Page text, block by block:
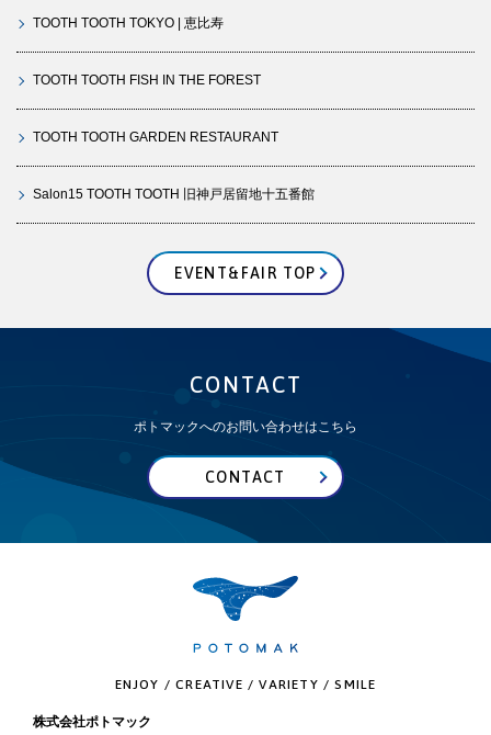
TOOTH TOOTH TOKYO | 恵比寿
TOOTH TOOTH FISH IN THE FOREST
TOOTH TOOTH GARDEN RESTAURANT
Salon15 TOOTH TOOTH 旧神戸居留地十五番館
EVENT&FAIR TOP
CONTACT
ポトマックへのお問い合わせはこちら
CONTACT
ENJOY / CREATIVE / VARIETY / SMILE
株式会社ポトマック